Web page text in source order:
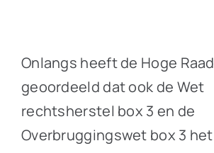
Onlangs heeft de Hoge Raad
geoordeeld dat ook de Wet
rechtsherstel box 3 en de
Overbruggingswet box 3 het